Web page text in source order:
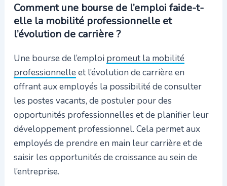
Comment une bourse de l’emploi faide-t-
elle la mobilité professionnelle et
l’évolution de carrière ?
Une bourse de l’emploi promeut la mobilité
professionnelleet l’évolution de carrière en
offrant aux employés la possibilité de consulter
les postes vacants, de postuler pour des
opportunités professionnelles et de planifier leur
développement professionnel. Cela permet aux
employés de prendre en main leur carrière et de
saisir les opportunités de croissance au sein de
l’entreprise.